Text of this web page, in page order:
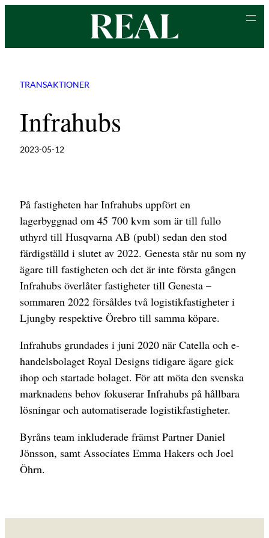
innehåll
TRANSAKTIONER
Infrahubs
2023-05-12
På fastigheten har Infrahubs uppfört en
lagerbyggnad om 45 700 kvm som är till fullo
uthyrd till Husqvarna AB (publ) sedan den stod
färdigställd i slutet av 2022. Genesta står nu som ny
ägare till fastigheten och det är inte första gången
Infrahubs överlåter fastigheter till Genesta –
sommaren 2022 försåldes två logistikfastigheter i
Ljungby respektive Örebro till samma köpare.
Infrahubs grundades i juni 2020 när Catella och e-
handelsbolaget Royal Designs tidigare ägare gick
ihop och startade bolaget. För att möta den svenska
marknadens behov fokuserar Infrahubs på hållbara
lösningar och automatiserade logistikfastigheter.
Byråns team inkluderade främst Partner Daniel
Jönsson, samt Associates Emma Hakers och Joel
Öhrn.